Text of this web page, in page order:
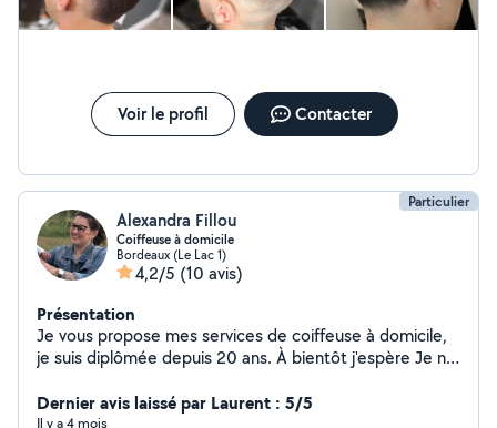
Voir le profil Contacter
Particulier
Alexandra Fillou
Coiffeuse à domicile
Bordeaux (Le Lac 1)
4,2/5 (10 avis)
Présentation
Je vous propose mes services de coiffeuse à domicile,
je suis diplômée depuis 20 ans. À bientôt j'espère Je n'ai
demandes. Merci
Dernier avis laissé par Laurent : 5/5
Il y a 4 mois